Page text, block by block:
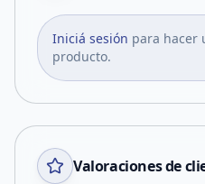
Iniciá sesión para hacer
producto.
Valoraciones de